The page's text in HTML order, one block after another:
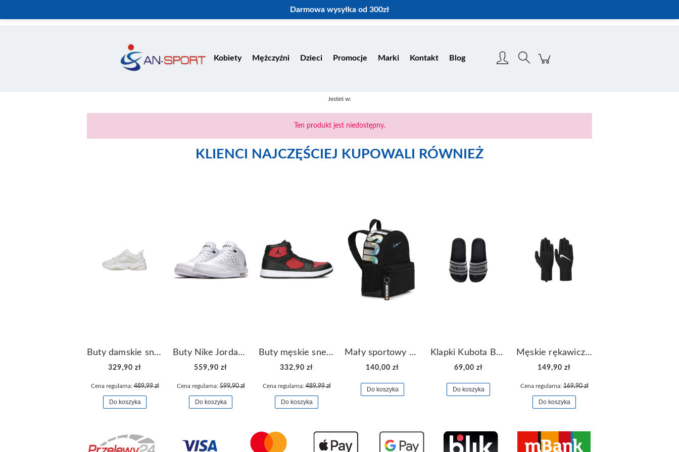
Darmowa wysyłka od 300zł
Kobiety Mężczyźni Dzieci Promocje Marki Kontakt Blog
Jesteś w:
Ten produkt jest niedostępny.
KLIENCI NAJCZĘŚCIEJ KUPOWALI RÓWNIEŻ
Buty damskie sneakersy Nike M2K Tekno AO3108-006
329,90 zł
Cena regularna:489,99 zł
Do koszyka
Buty Nike Jordan Flight Origin 4 921196-100
559,90 zł
Cena regularna:599,90 zł
Do koszyka
Buty męskie sneakersy Jordan Access AR3762-006
332,90 zł
Cena regularna:489,99 zł
Do koszyka
Mały sportowy plecak plecaczek Nike Brasilia JDI DR6091-017
140,00 zł
Do koszyka
Klapki Kubota Basenowe Gel Czarne
69,00 zł
Do koszyka
Męskie rękawiczki Nike Dri-FIT Lightweight Gloves N.RG.M0.082
149,90 zł
Cena regularna:169,90 zł
Do koszyka